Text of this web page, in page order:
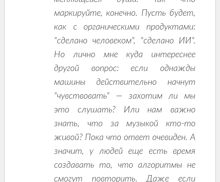
маркируйте, конечно. Пусть будет,
как с органическими продуктами:
"сделано человеком", "сделано ИИ".
Но лично мне куда интереснее
другой вопрос: если однажды
машины действительно начнут
"чувствовать" — захотим ли мы
это слушать? Или нам важно
знать, что за музыкой кто-то
живой? Пока что ответ очевиден. А
значит, у людей еще есть время
создавать то, что алгоритмы не
смогут повторить. Даже если